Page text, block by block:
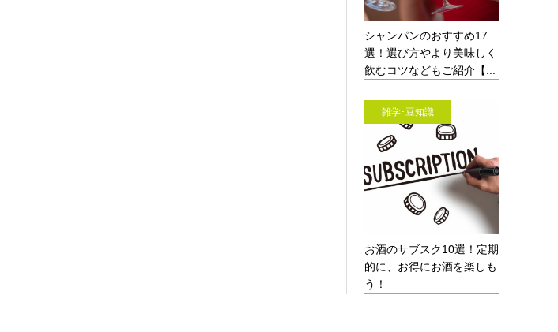
シャンパンのおすすめ17
選！選び方やより美味しく
飲むコツなどもご紹介【...
雑学･豆知識
お酒のサブスク10選！定期
的に、お得にお酒を楽しも
う！